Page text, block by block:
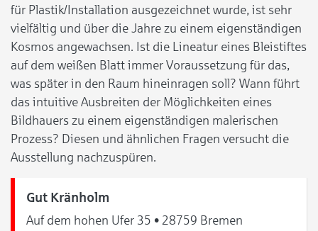
für Plastik/Installation ausgezeichnet wurde, ist sehr
vielfältig und über die Jahre zu einem eigenständigen
Kosmos angewachsen. Ist die Lineatur eines Bleistiftes
auf dem weißen Blatt immer Voraussetzung für das,
was später in den Raum hineinragen soll? Wann führt
das intuitive Ausbreiten der Möglichkeiten eines
Bildhauers zu einem eigenständigen malerischen
Prozess? Diesen und ähnlichen Fragen versucht die
Ausstellung nachzuspüren.
Gut Kränholm
Auf dem hohen Ufer 35 • 28759 Bremen